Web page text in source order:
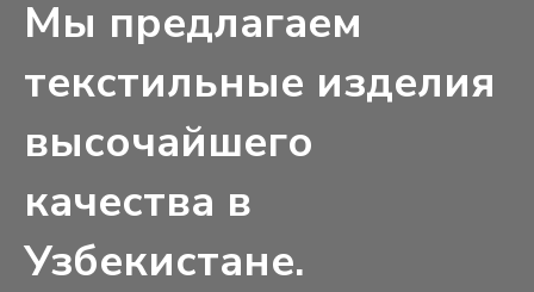
Мы предлагаем
текстильные изделия
высочайшего
качества в
Узбекистане.